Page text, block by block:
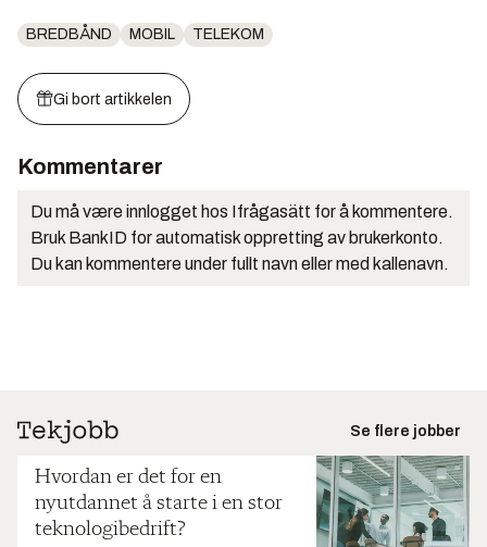
BREDBÅND MOBIL TELEKOM
Gi bort artikkelen
Kommentarer
Du må være innlogget hos Ifrågasätt for å kommentere.
Bruk BankID for automatisk oppretting av brukerkonto.
Du kan kommentere under fullt navn eller med kallenavn.
Se flere jobber
Hvordan er det for en
nyutdannet å starte i en stor
teknologibedrift?